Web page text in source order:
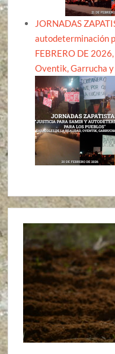
JORNADAS
autodeterminación
FEBRERO DE
Oventik, Garrucha